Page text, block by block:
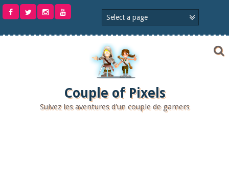
Aller
Couple of Pixels
Suivez les aventures d'un couple de gamers